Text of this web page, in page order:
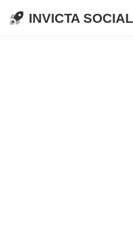
INVICTA SOCIAL